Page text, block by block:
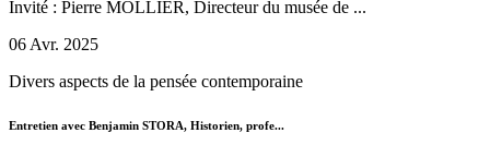
Invité : Pierre MOLLIER, Directeur du musée de ...
06 Avr. 2025
Divers aspects de la pensée contemporaine
Entretien avec Benjamin STORA, Historien, profe...